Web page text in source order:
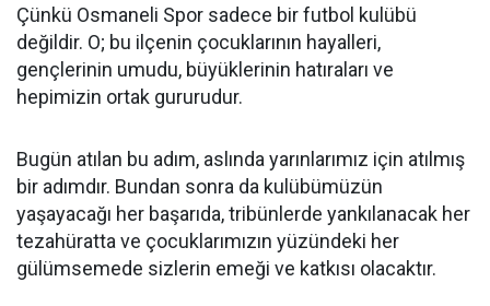
Çünkü Osmaneli Spor sadece bir futbol kulübü
değildir. O; bu ilçenin çocuklarının hayalleri,
gençlerinin umudu, büyüklerinin hatıraları ve
hepimizin ortak gururudur.
Bugün atılan bu adım, aslında yarınlarımız için atılmış
bir adımdır. Bundan sonra da kulübümüzün
yaşayacağı her başarıda, tribünlerde yankılanacak her
tezahüratta ve çocuklarımızın yüzündeki her
gülümsemede sizlerin emeği ve katkısı olacaktır.